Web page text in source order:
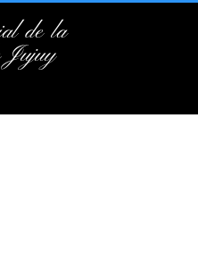
de la
Jujuy